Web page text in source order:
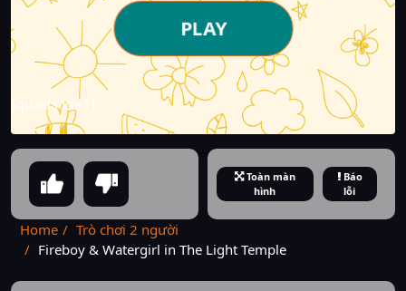
PLAY
[quads id=1]
Toàn màn
hình
Báo
lỗi
Home
Trò chơi 2 người
Fireboy & Watergirl in The Light Temple